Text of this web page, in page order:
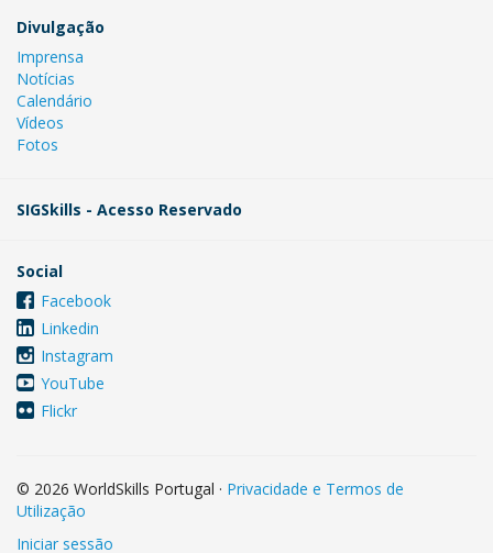
Divulgação
Imprensa
Notícias
Calendário
Vídeos
Fotos
SIGSkills - Acesso Reservado
Social
Facebook
Linkedin
Instagram
YouTube
Flickr
© 2026 WorldSkills Portugal · Privacidade e Termos de
Utilização
Iniciar sessão